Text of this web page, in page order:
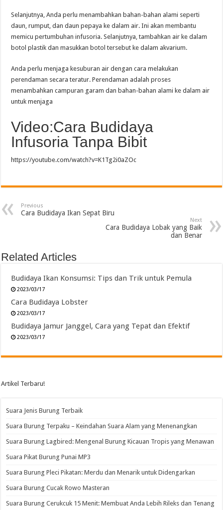
Selanjutnya, Anda perlu menambahkan bahan-bahan alami seperti
daun, rumput, dan daun pepaya ke dalam air. Ini akan membantu
memicu pertumbuhan infusoria. Selanjutnya, tambahkan air ke dalam
botol plastik dan masukkan botol tersebut ke dalam akvarium.
Anda perlu menjaga kesuburan air dengan cara melakukan
perendaman secara teratur. Perendaman adalah proses
menambahkan campuran garam dan bahan-bahan alami ke dalam air
untuk menjaga
Video:Cara Budidaya
Infusoria Tanpa Bibit
https://youtube.com/watch?v=K1Tg2i0aZOc
Previous
Cara Budidaya Ikan Sepat Biru
Next
Cara Budidaya Lobak yang Baik
dan Benar
Related Articles
Budidaya Ikan Konsumsi: Tips dan Trik untuk Pemula
2023/03/17
Cara Budidaya Lobster
2023/03/17
Budidaya Jamur Janggel, Cara yang Tepat dan Efektif
2023/03/17
Artikel Terbaru!
Suara Jenis Burung Terbaik
Suara Burung Terpaku – Keindahan Suara Alam yang Menenangkan
Suara Burung Lagbired: Mengenal Burung Kicauan Tropis yang Menawan
Suara Pikat Burung Punai MP3
Suara Burung Pleci Pikatan: Merdu dan Menarik untuk Didengarkan
Suara Burung Cucak Rowo Masteran
Suara Burung Cerukcuk 15 Menit: Membuat Anda Lebih Rileks dan Tenang